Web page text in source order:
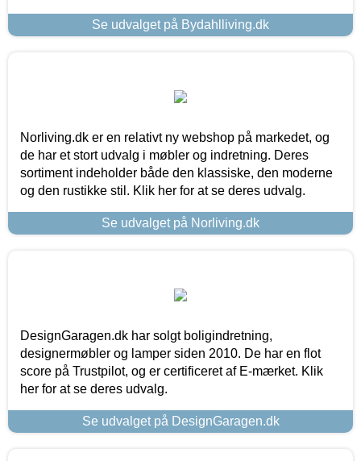
Se udvalget på Bydahlliving.dk
Norliving.dk er en relativt ny webshop på markedet, og
de har et stort udvalg i møbler og indretning. Deres
sortiment indeholder både den klassiske, den moderne
og den rustikke stil. Klik her for at se deres udvalg.
Se udvalget på Norliving.dk
DesignGaragen.dk har solgt boligindretning,
designermøbler og lamper siden 2010. De har en flot
score på Trustpilot, og er certificeret af E-mærket. Klik
her for at se deres udvalg.
Se udvalget på DesignGaragen.dk